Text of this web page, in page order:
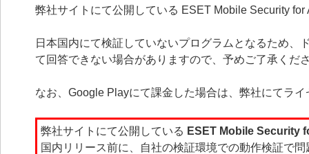
弊社サイトにて公開している ESET Mobile Security
日本国内にて検証していないプログラムとなるため、
て回答できない場合がありますので、予めご了承くだ
なお、Google Playにて課金した場合は、弊社にてラ
弊社サイトにて公開している ESET Mobile Security
国内リリース前に、自社の検証環境での動作検証で